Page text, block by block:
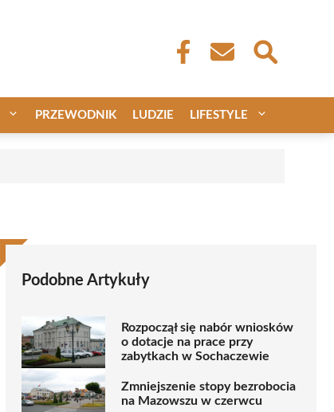
PRZEWODNIK LUDZIE LIFESTYLE
Podobne Artykuły
Rozpoczął się nabór wniosków
o dotacje na prace przy
zabytkach w Sochaczewie
Zmniejszenie stopy bezrobocia
na Mazowszu w czerwcu